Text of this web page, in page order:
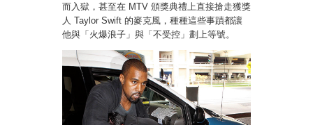
而入獄，甚至在 MTV 頒獎典禮上直接搶走獲獎
人 Taylor Swift 的麥克風，種種這些事蹟都讓
他與「火爆浪子」與「不受控」劃上等號。